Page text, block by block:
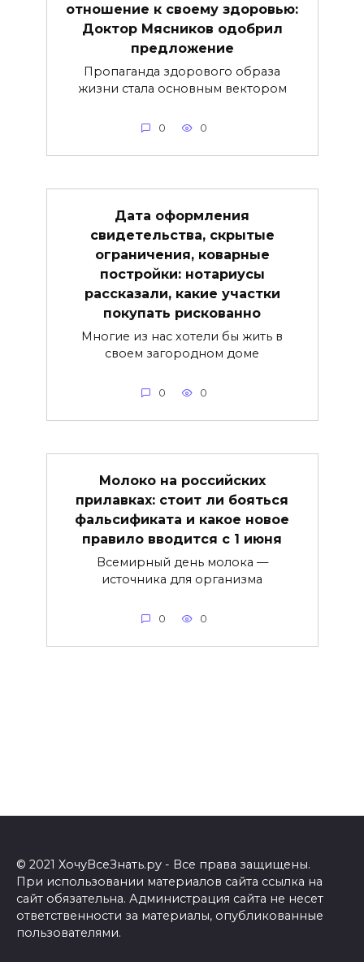
отношение к своему здоровью:
Доктор Мясников одобрил
предложение
Пропаганда здорового образа
жизни стала основным вектором
0 0
Дата оформления
свидетельства, скрытые
ограничения, коварные
постройки: нотариусы
рассказали, какие участки
покупать рискованно
Многие из нас хотели бы жить в
своем загородном доме
0 0
Молоко на российских
прилавках: стоит ли бояться
фальсификата и какое новое
правило вводится с 1 июня
Всемирный день молока —
источника для организма
0 0
© 2021 ХочуВсеЗнать.ру - Все права защищены.
При использовании материалов сайта ссылка на
сайт обязательна. Администрация сайта не несет
ответственности за материалы, опубликованные
пользователями.